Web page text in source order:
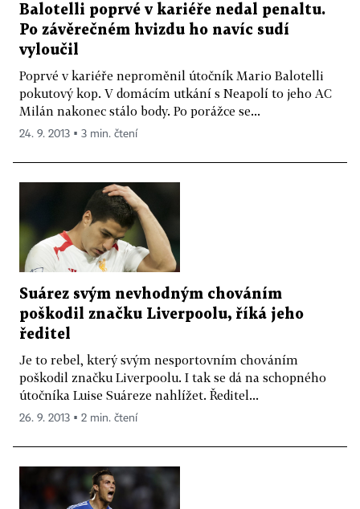
Balotelli poprvé v kariéře nedal penaltu.
Po závěrečném hvizdu ho navíc sudí
vyloučil
Poprvé v kariéře neproměnil útočník Mario Balotelli
pokutový kop. V domácím utkání s Neapolí to jeho AC
Milán nakonec stálo body. Po porážce se...
24. 9. 2013 ▪ 3 min. čtení
Suárez svým nevhodným chováním
poškodil značku Liverpoolu, říká jeho
ředitel
Je to rebel, který svým nesportovním chováním
poškodil značku Liverpoolu. I tak se dá na schopného
útočníka Luise Suáreze nahlížet. Ředitel...
26. 9. 2013 ▪ 2 min. čtení